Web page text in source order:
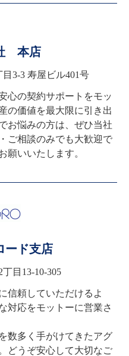
本店
3-3 寿屋ビル401号
心の契約サポートをモッ
の価値を最大限に引き出
お悩みの方は、ぜひ当社
ご相談のみでも大歓迎で
願いいたします。
ド支店
目13-10-305
信頼していただけるよ
対応をモットーに営業さ
数多く手がけてきたアグ
どうぞ安心して大切なご